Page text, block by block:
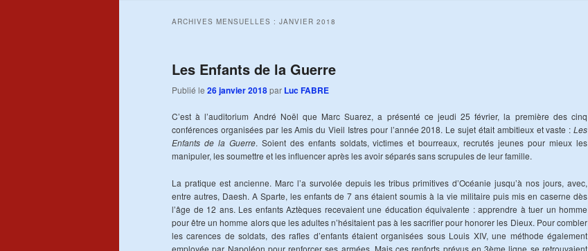
principal
secondaire
ARCHIVES MENSUELLES : JANVIER 2018
Les Enfants de la Guerre
Publié le 26 janvier 2018par Luc FABRE
C’est à l’auditorium André Noël que Marc Suarez, a présenté ce jeudi 25 février, la première des cinq
conférences organisées par les Amis du Vieil Istres pour l’année 2018. Le sujet était ambitieux et vaste : Les
Enfants de la Guerre. Soient des enfants soldats, victimes et bourreaux, recrutés jeunes pour mieux les
manipuler, les soumettre et les influencer après les avoir séparés sans scrupules de leur famille.
La pratique est ancienne. Marc l’a survolée depuis les tribus primitives d’Océanie jusqu’à nos jours, avec,
entre autres, Daesh. A Sparte, les enfants de 7 ans étaient soumis à la vie militaire puis mis en caserne dès
l’âge de 12 ans. Les enfants Aztèques recevaient une éducation équivalente : apprendre à tuer un homme
pour être un homme alors que les adultes n’hésitaient pas à les sacrifier pour honorer les Dieux. Pour combler
les carences de soldats, des rafles d’enfants étaient organisées sous Louis XIV, une méthode également
employée par Napoléon pour renforcer ses armées. Mais ces renforts prévus en 3ème ligne se retrouvaient